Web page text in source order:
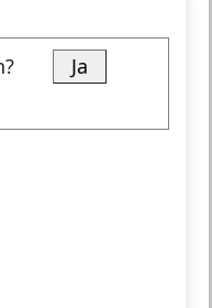
Ja